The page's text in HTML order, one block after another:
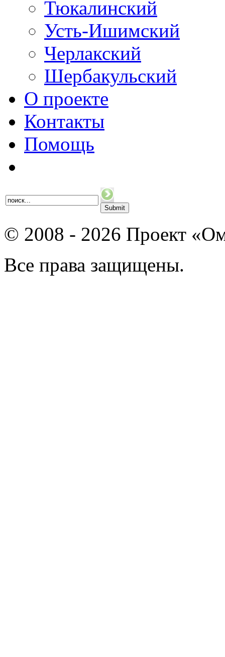
Тюкалинский
Усть-Ишимский
Черлакский
Шербакульский
О проекте
Контакты
Помощь
© 2008 - 2026 Проект
Все права защищены.